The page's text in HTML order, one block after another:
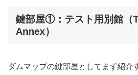
鍵部屋①：テスト用別館（
Annex）
ダムマップの鍵部屋としてまず紹介